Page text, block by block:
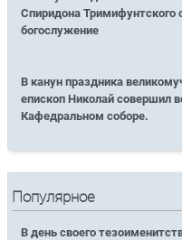
Спиридона Тримифунтского
богослужение
В канун праздника
епископ Николай совершил
Кафедральном соборе.
Популярное
В день своего